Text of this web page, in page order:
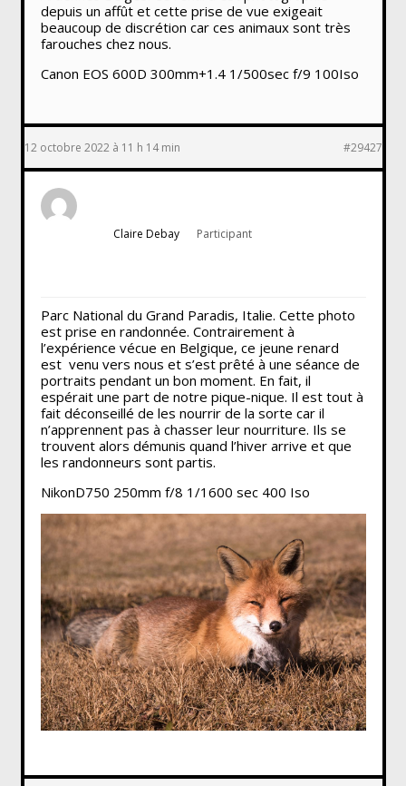
depuis un affût et cette prise de vue exigeait
beaucoup de discrétion car ces animaux sont très
farouches chez nous.
Canon EOS 600D 300mm+1.4 1/500sec f/9 100Iso
12 octobre 2022 à 11 h 14 min #29427
Claire Debay Participant
Parc National du Grand Paradis, Italie. Cette photo
est prise en randonnée. Contrairement à
l’expérience vécue en Belgique, ce jeune renard
est venu vers nous et s’est prêté à une séance de
portraits pendant un bon moment. En fait, il
espérait une part de notre pique-nique. Il est tout à
fait déconseillé de les nourrir de la sorte car il
n’apprennent pas à chasser leur nourriture. Ils se
trouvent alors démunis quand l’hiver arrive et que
les randonneurs sont partis.
NikonD750 250mm f/8 1/1600 sec 400 Iso